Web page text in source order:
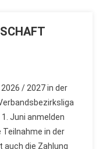
/ 2027 in der
Juni anmelden
Teilnahme in der
auch die Zahlung